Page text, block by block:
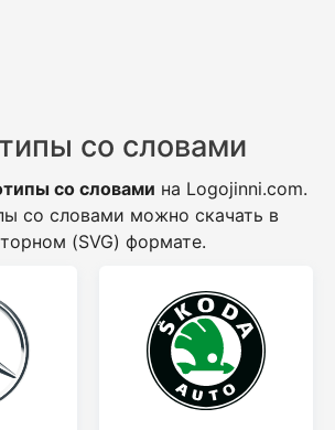
со словами
со словами на Logojinni.com.
со словами можно скачать в
(SVG) формате.